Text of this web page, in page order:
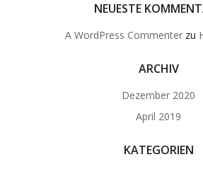
NEUESTE
A WordPress Commenterzu
ARCHIV
Dezember 2020
April 2019
KATEGORIEN